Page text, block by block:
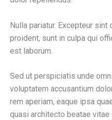
Nulla pariatur. Excepteur sint
proident, sunt in culpa qui
est laborum.
Sed ut perspiciatis unde
voluptatem accusantium
rem aperiam, eaque ipsa
quasi architecto beatae